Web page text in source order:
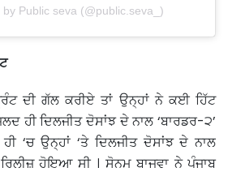
by Public seva (@public.seva_)
ਦੀ ਗੱਲ ਕਰੀਏ ਤਾਂ ਉਨ੍ਹਾਂ ਨੇ ਕਈ ਹਿੱਟ
ਹੀ ਦਿਲਜੀਤ ਦੋਸਾਂਝ ਦੇ ਨਾਲ ‘ਬਾਰਡਰ-੨’
‘ਚ ਉਨ੍ਹਾਂ ‘ਤੇ ਦਿਲਜੀਤ ਦੋਸਾਂਝ ਦੇ ਨਾਲ
ਹੋਇਆ ਸੀ । ਸੋਨਮ ਬਾਜਵਾ ਨੇ ਪੰਜਾਬ